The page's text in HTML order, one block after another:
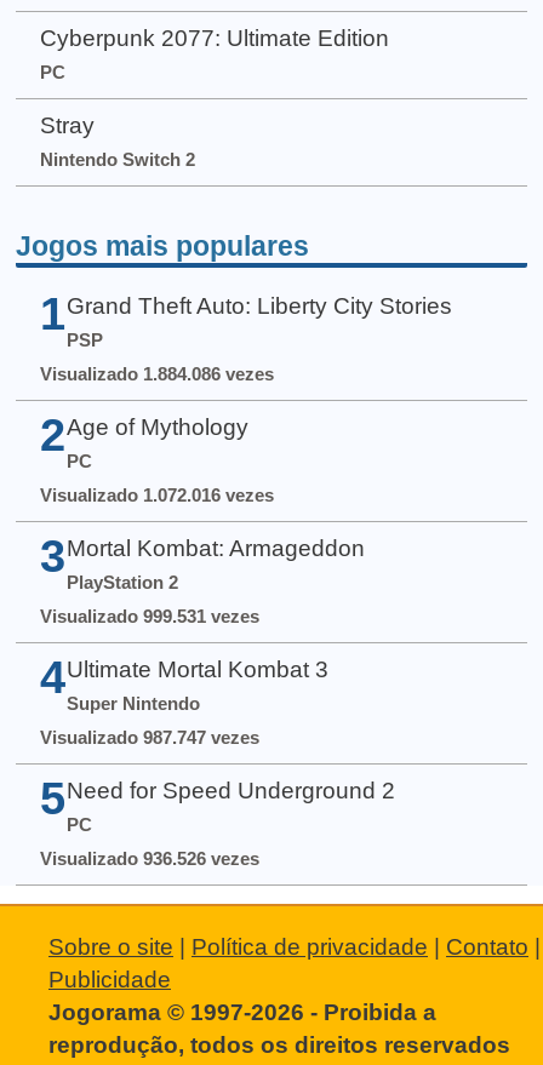
Cyberpunk 2077: Ultimate Edition
PC
Stray
Nintendo Switch 2
Jogos mais populares
1 Grand Theft Auto: Liberty City Stories
PSP
Visualizado 1.884.086 vezes
2 Age of Mythology
PC
Visualizado 1.072.016 vezes
3 Mortal Kombat: Armageddon
PlayStation 2
Visualizado 999.531 vezes
4 Ultimate Mortal Kombat 3
Super Nintendo
Visualizado 987.747 vezes
5 Need for Speed Underground 2
PC
Visualizado 936.526 vezes
Sobre o site | Política de privacidade | Contato |
Publicidade
Jogorama © 1997-2026 - Proibida a
reprodução, todos os direitos reservados